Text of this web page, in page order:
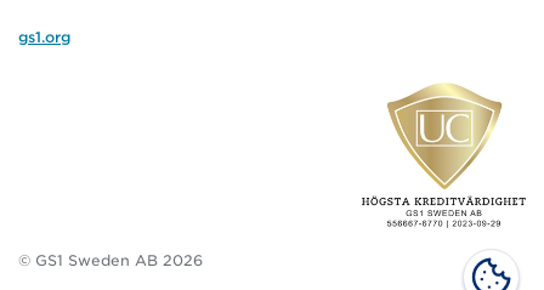
gs1.org
© GS1 Sweden AB 2026